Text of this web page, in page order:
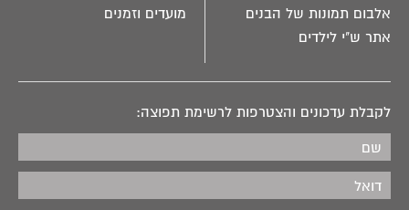
אלבום תמונות של הבנים
אתר ש"י לילדים
מועדים וזמנים
לקבלת עדכונים והצטרפות לרשימת תפוצה: